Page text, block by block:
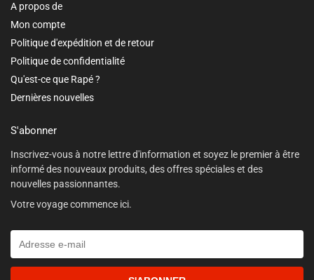
A propos de
Mon compte
Politique d'expédition et de retour
Politique de confidentialité
Qu'est-ce que Rapé ?
Dernières nouvelles
S'abonner
Inscrivez-vous à notre lettre d'information et soyez le premier à être
informé des nouveaux produits, des offres spéciales et des
nouvelles passionnantes.
Votre voyage commence ici.